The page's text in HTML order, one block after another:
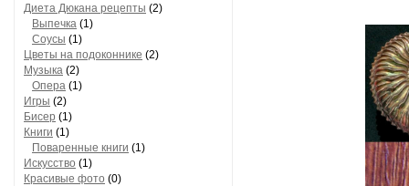
Диета Дюкана рецепты (2)
Выпечка (1)
Соусы (1)
Цветы на подоконнике (2)
Музыка (2)
Опера (1)
Игры (2)
Бисер (1)
Книги (1)
Поваренные книги (1)
Искусство (1)
Красивые фото (0)